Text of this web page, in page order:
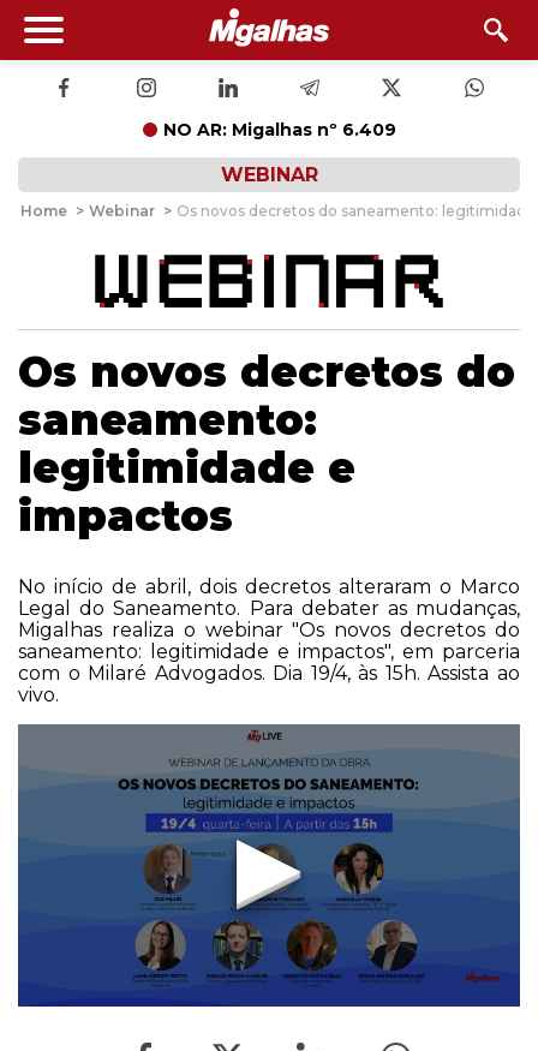
NO AR: Migalhas nº 6.409
WEBINAR
Home > Webinar > Os novos decretos do saneamento:
Os novos decretos do
saneamento:
legitimidade e
impactos
No início de abril, dois decretos alteraram o Marco
Legal do Saneamento. Para debater as mudanças,
Migalhas realiza o webinar "Os novos decretos do
saneamento: legitimidade e impactos", em parceria
com o Milaré Advogados. Dia 19/4, às 15h. Assista ao
vivo.